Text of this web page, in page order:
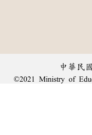
中華民
©2021 Ministry of